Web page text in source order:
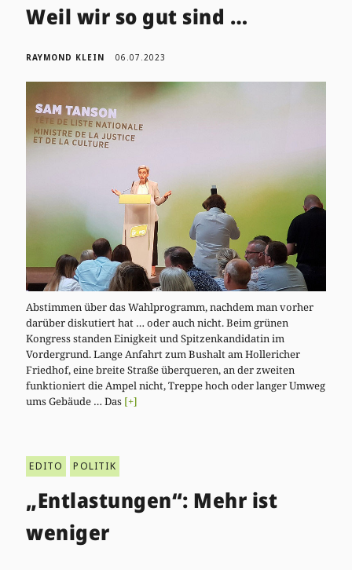
Weil wir so gut sind …
RAYMOND KLEIN 06.07.2023
Abstimmen über das Wahlprogramm, nachdem man vorher
darüber diskutiert hat … oder auch nicht. Beim grünen
Kongress standen Einigkeit und Spitzenkandidatin im
Vordergrund. Lange Anfahrt zum Bushalt am Hollericher
Friedhof, eine breite Straße überqueren, an der zweiten
funktioniert die Ampel nicht, Treppe hoch oder langer Umweg
ums Gebäude … Das [+]
EDITO POLITIK
„Entlastungen“: Mehr ist
weniger